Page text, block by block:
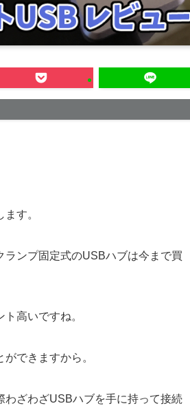
す。
ンプ固定式のUSBハブは今まで買
高いですね。
できますから。
わざわざUSBハブを手に持って接続